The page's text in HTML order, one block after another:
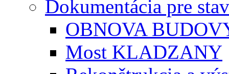
Dokumentácia pre
OBNOVA
Most KLADZANY